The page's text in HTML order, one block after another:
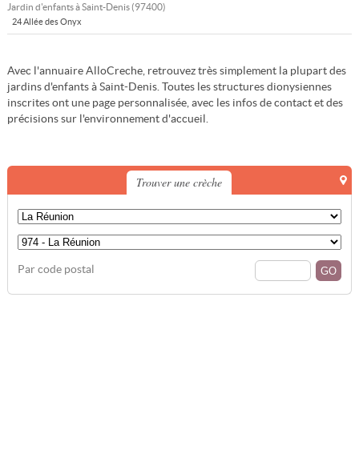
Jardin d'enfants àSaint-Denis(97400)
24 Allée des Onyx
Avec l'annuaire AlloCreche, retrouvez très simplement la plupart des
jardins d'enfants à Saint-Denis. Toutes les structures dionysiennes
inscrites ont une page personnalisée, avec les infos de contact et des
précisions sur l'environnement d'accueil.
Trouver une crèche
Par code postal